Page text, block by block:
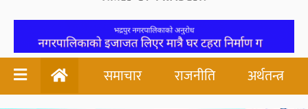
समाचार राजनीति अर्थतन्त्र